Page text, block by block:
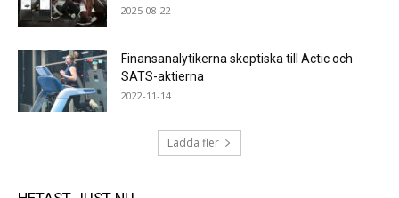
2025-08-22
Finansanalytikerna skeptiska till Actic och
SATS-aktierna
2022-11-14
Ladda fler